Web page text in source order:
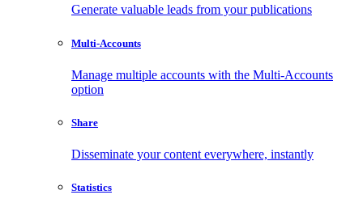
Generate valuable leads from your publications
Multi-Accounts
Manage multiple accounts with the Multi-Accounts
option
Share
Disseminate your content everywhere, instantly
Statistics